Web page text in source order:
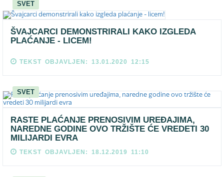
SVET
ŠVAJCARCI DEMONSTRIRALI KAKO IZGLEDA
PLAĆANJE - LICEM!
TEKST OBJAVLJEN: 13.01.2020 12:15
SVET
RASTE PLAĆANJE PRENOSIVIM UREĐAJIMA,
NAREDNE GODINE OVO TRŽIŠTE ĆE VREDETI 30
MILIJARDI EVRA
TEKST OBJAVLJEN: 18.12.2019 11:10